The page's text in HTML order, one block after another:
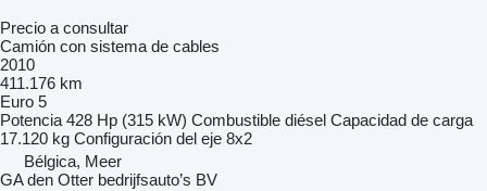
Precio a consultar
Camión con sistema de cables
2010
411.176 km
Euro 5
Potencia 428 Hp (315 kW) Combustible diésel Capacidad de carga
17.120 kg Configuración del eje 8x2
Bélgica, Meer
GA den Otter bedrijfsauto’s BV